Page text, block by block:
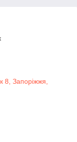
8, Запоріжжя,